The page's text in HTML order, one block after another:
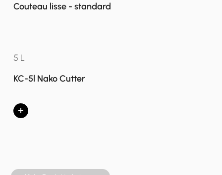
Couteau lisse - standard
5 L
KC-5l Nako Cutter
+